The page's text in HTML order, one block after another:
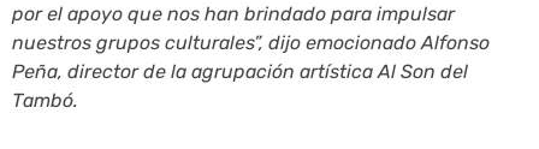
por el apoyo que nos han brindado para impulsar
nuestros grupos culturales”, dijo emocionado Alfonso
Peña, director de la agrupación artística Al Son del
Tambó.